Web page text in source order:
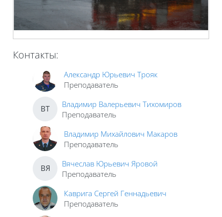
Контакты:
Александр Юрьевич Трояк
Преподаватель
ВТ
Владимир Валерьевич Тихомиров
Преподаватель
Владимир Михайлович Макаров
Преподаватель
ВЯ
Вячеслав Юрьевич Яровой
Преподаватель
Каврига Сергей Геннадьевич
Преподаватель